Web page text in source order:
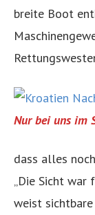
breite Boot
Nur bei uns im
dass alles
„Die Sicht war
weist